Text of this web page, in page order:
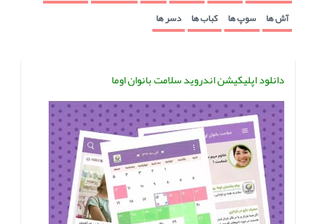
آش ها سوپ ها کباب ها دسر ها
دانلود اپلیکیشن اندروید سلامت بانوان اوما